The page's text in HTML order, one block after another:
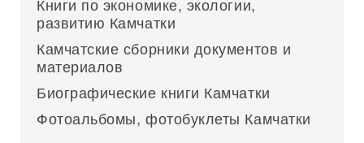
развитию Камчатки
Камчатские сборники документов и
материалов
Биографические книги Камчатки
Фотоальбомы, фотобуклеты Камчатки